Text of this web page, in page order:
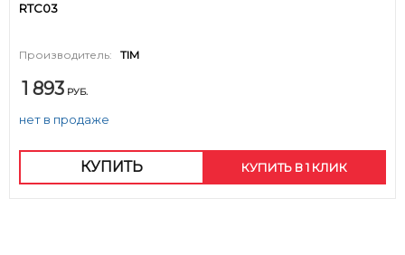
RTC03
Производитель: TIM
1 893 РУБ.
нет в продаже
КУПИТЬ КУПИТЬ В 1 КЛИК